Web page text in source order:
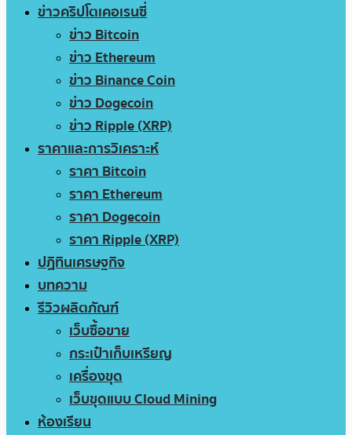
ข่าวคริปโตเคอเรนซี่
ข่าว Bitcoin
ข่าว Ethereum
ข่าว Binance Coin
ข่าว Dogecoin
ข่าว Ripple (XRP)
ราคาและการวิเคราะห์
ราคา Bitcoin
ราคา Ethereum
ราคา Dogecoin
ราคา Ripple (XRP)
ปฏิทินเศรษฐกิจ
บทความ
รีวิวผลิตภัณฑ์
เว็บซื้อขาย
กระเป๋าเก็บเหรียญ
เครื่องขุด
เว็บขุดแบบ Cloud Mining
ห้องเรียน